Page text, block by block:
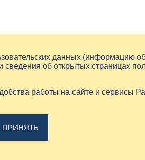
данных (информацию
об открытых страницах
работы на сайте и сервисы
ПРИНЯТЬ